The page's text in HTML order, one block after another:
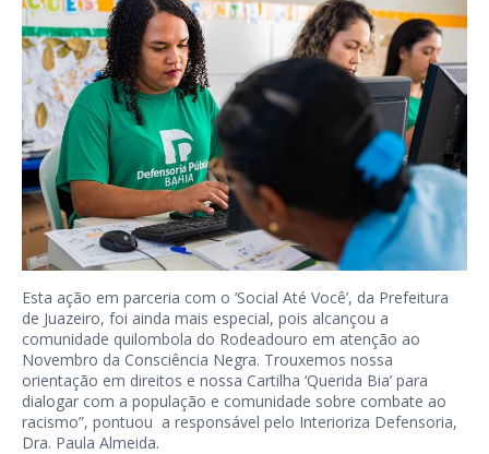
Esta ação em parceria com o ‘Social Até Você’, da Prefeitura
de Juazeiro, foi ainda mais especial, pois alcançou a
comunidade quilombola do Rodeadouro em atenção ao
Novembro da Consciência Negra. Trouxemos nossa
orientação em direitos e nossa Cartilha ‘Querida Bia’ para
dialogar com a população e comunidade sobre combate ao
racismo”, pontuou a responsável pelo Interioriza Defensoria,
Dra. Paula Almeida.